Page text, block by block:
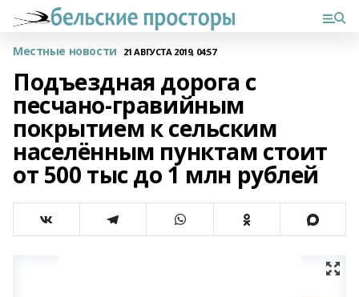
Местные новости 21 АВГУСТА 2019, 04:57
Подъездная дорога с
песчано-гравийным
покрытием к сельским
населённым пунктам стоит
от 500 тыс до 1 млн рублей